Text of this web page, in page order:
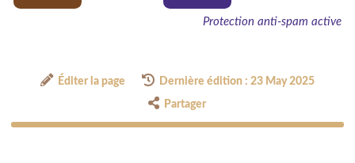
Protection anti-spam active
Éditer la page Dernière édition : 23 May 2025
Partager